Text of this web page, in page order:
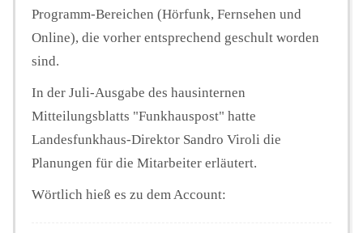
Programm-Bereichen (Hörfunk, Fernsehen und
Online), die vorher entsprechend geschult worden
sind.
In der Juli-Ausgabe des hausinternen
Mitteilungsblatts "Funkhauspost" hatte
Landesfunkhaus-Direktor Sandro Viroli die
Planungen für die Mitarbeiter erläutert.
Wörtlich hieß es zu dem Account: